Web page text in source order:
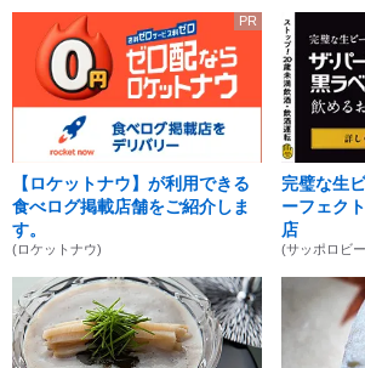
PR
【ロケットナウ】が利用できる
食べログ掲載店舗をご紹介しま
す。
(ロケットナウ)
完璧な生
ーフェク
店
(サッポロビ